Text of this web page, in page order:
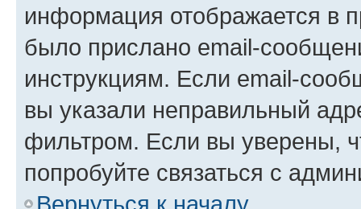
информация отображается в
было прислано email-
инструкциям. Если email-
вы указали неправильный
фильтром. Если вы уверены,
попробуйте связаться с
Вернуться к началу